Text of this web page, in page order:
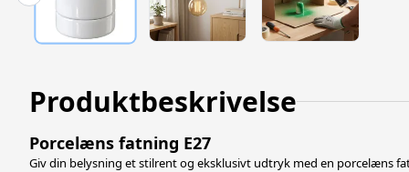
Produktbeskrivelse
Porcelæns fatning E27
Giv din belysning et stilrent og eksklusivt udtryk med en porcelæns